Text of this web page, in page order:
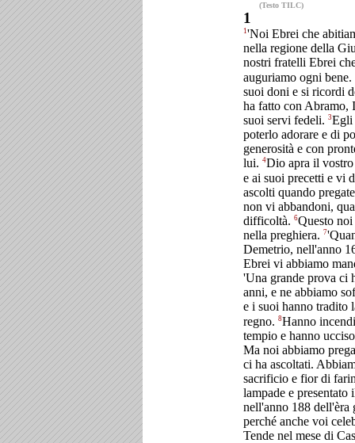
(Testo TILC)
1
1'Noi Ebrei che
nella regione della
nostri fratelli Ebrei
auguriamo ogni bene.
suoi doni e si ricordi
ha fatto con Abramo,
suoi servi fedeli. 3Egli
poterlo adorare e di
generosità e con
lui. 4Dio apra il vostro
e ai suoi precetti e vi
ascolti quando
non vi abbandoni,
difficoltà. 6Questo
nella preghiera. 7
Demetrio, nell'anno
Ebrei vi abbiamo
'Una grande prova ci
anni, e ne abbiamo
e i suoi hanno tradito
regno. 8Hanno
tempio e hanno
Ma noi abbiamo
ci ha ascoltati.
sacrificio e fior di
lampade e
nell'anno 188 dell'èra
perché anche voi
Tende nel mese di